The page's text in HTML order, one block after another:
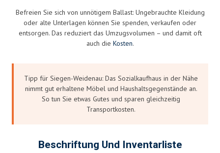
Befreien Sie sich von unnötigem Ballast: Ungebrauchte Kleidung
oder alte Unterlagen können Sie spenden, verkaufen oder
entsorgen. Das reduziert das Umzugsvolumen – und damit oft
auch die Kosten.
Tipp für Siegen-Weidenau: Das Sozialkaufhaus in der Nähe
nimmt gut erhaltene Möbel und Haushaltsgegenstände an.
So tun Sie etwas Gutes und sparen gleichzeitig
Transportkosten.
Beschriftung Und Inventarliste